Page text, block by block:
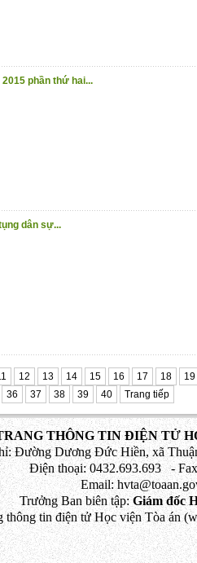
phần thứ hai...
dân sự...
12 13 14 15 16 17 18 19
36 37 38 39 40 Trang tiếp
THÔNG TIN ĐIỆN TỬ
Đường Dương Đức Hiền, xã
Điện thoại: 0432.693.693 - Fax
Email:
Trưởng Ban biên tập:Giám đốc
thông tin điện tử Học viện Tòa án